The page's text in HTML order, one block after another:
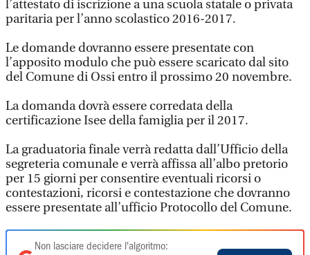
l’attestato di iscrizione a una scuola statale o privata
paritaria per l’anno scolastico 2016-2017.
Le domande dovranno essere presentate con
l’apposito modulo che può essere scaricato dal sito
del Comune di Ossi entro il prossimo 20 novembre.
La domanda dovrà essere corredata della
certificazione Isee della famiglia per il 2017.
La graduatoria finale verrà redatta dall’Ufficio della
segreteria comunale e verrà affissa all’albo pretorio
per 15 giorni per consentire eventuali ricorsi o
contestazioni, ricorsi e contestazione che dovranno
essere presentate all’ufficio Protocollo del Comune.
Non lasciare decidere l'algoritmo: